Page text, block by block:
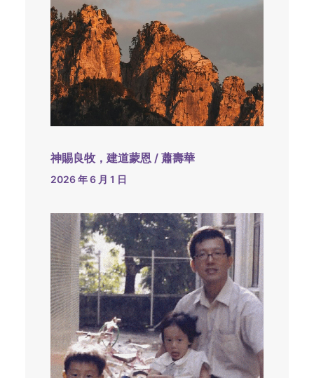
神賜良牧，建道蒙恩 / 蕭壽華
2026 年 6 月 1 日